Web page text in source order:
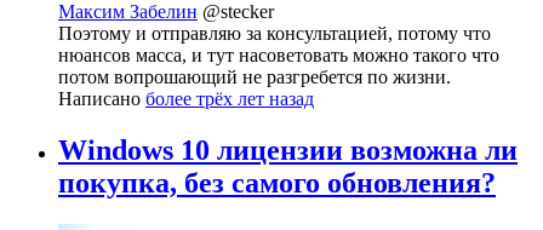
Максим Забелин @stecker
Поэтому и отправляю за консультацией, потому что
нюансов масса, и тут насоветовать можно такого что
потом вопрошающий не разгребется по жизни.
Написано более трёх лет назад
Windows 10 лицензии возможна ли
покупка, без самого обновления?